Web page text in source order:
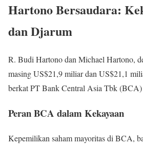
Hartono Bersaudara:
dan Djarum
R. Budi Hartono dan Michael Hartono,
masing US$21,9 miliar dan US$21,1
berkat PT Bank Central Asia Tbk
Peran BCA dalam Kekayaan
Kepemilikan saham mayoritas di BCA,